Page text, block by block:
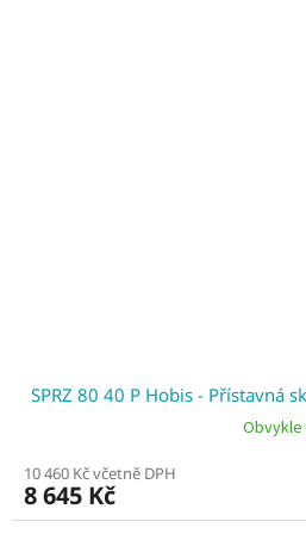
SPRZ 80 40 P Hobis - Přístavná
10 460 Kč včetně DPH
8 645 Kč